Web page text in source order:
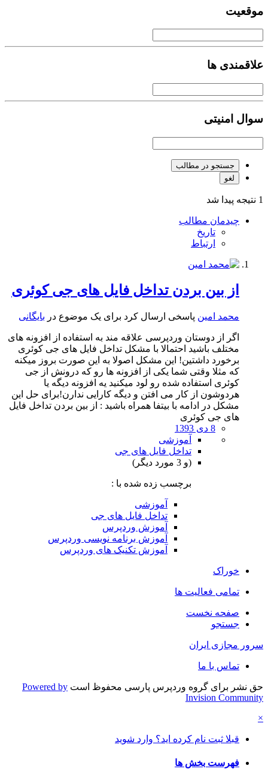
موقعیت
علاقمندی ها
سوال امنیتی
جستجو در مطالب
لغو
1 نتیجه پیدا شد
چیدمان مطالب
تاریخ
ارتباط
از بین بردن تداخل فایل های جی کوئری
محمد امین پاسخی ارسال کرد برای یک موضوع در بایگانی
اگر از دوستان وردپرسی علاقه مند به استفاده از افزونه های
مختلف باشید احتمالا با مشکل تداخل فایل های جی کوئری
برخورد داشتین! این مشکل اصولا به این صورت بروز میکنه
که مثلا وقتی شما یکی از افزونه ها رو که درونش از جی
کوئری استفاده شده رو لود میکنید یه افزونه دیگه یا
هردوشون از کار می افتن و دیگه کارایی ندارن!برای حل این
مشکل در ادامه با بیتفا همراه باشید : از بین بردن تداخل فایل
های جی کوئری
8 دی 1393
آموزشی
تداخل فایل های جی
(و 3 مورد دیگر)
برچسب زده شده با :
آموزشی
تداخل فایل های جی
آموزش وردپرس
آموزش برنامه نویسی وردپرس
آموزش تکنیک های وردپرس
خوراک
تمامی فعالیت ها
صفحه نخست
جستجو
سرور مجازی ایران
تماس با ما
حق نشر برای گروه وردپرس پارسی محفوظ است Powered by
Invision Community
×
قبلا ثبت نام کرده اید؟ وارد شوید
فهرست بخش ها